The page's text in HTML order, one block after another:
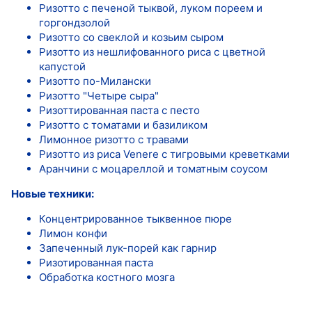
Ризотто с печеной тыквой, луком пореем и
горгондзолой
Ризотто со свеклой и козьим сыром
Ризотто из нешлифованного риса с цветной
капустой
Ризотто по-Милански
Ризотто "Четыре сыра"
Ризоттированная паста с песто
Ризотто с томатами и базиликом
Лимонное ризотто с травами
Ризотто из риса Venere с тигровыми креветками
Аранчини с моцареллой и томатным соусом
Новые техники:
Концентрированное тыквенное пюре
Лимон конфи
Запеченный лук-порей как гарнир
Ризотированная паста
Обработка костного мозга